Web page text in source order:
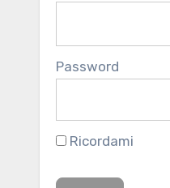
Password
Ricordami